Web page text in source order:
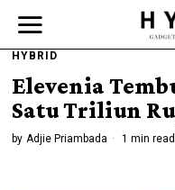
HYBRID
Elevenia
Satu Triliun
by Adjie Priambada 1 min read